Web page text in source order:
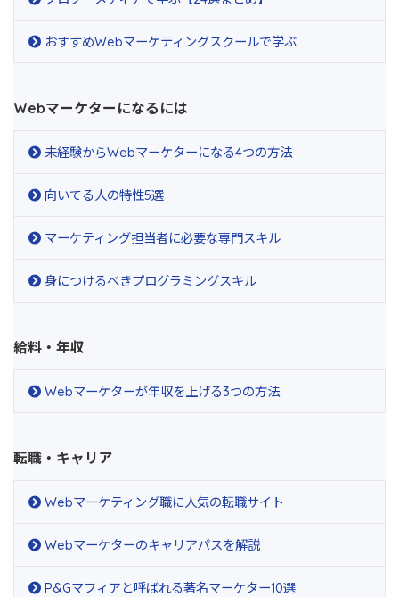
おすすめWebマーケティングスクールで学ぶ
Webマーケターになるには
未経験からWebマーケターになる4つの方法
向いてる人の特性5選
マーケティング担当者に必要な専門スキル
身につけるべきプログラミングスキル
給料・年収
Webマーケターが年収を上げる3つの方法
転職・キャリア
Webマーケティング職に人気の転職サイト
Webマーケターのキャリアパスを解説
P&Gマフィアと呼ばれる著名マーケター10選